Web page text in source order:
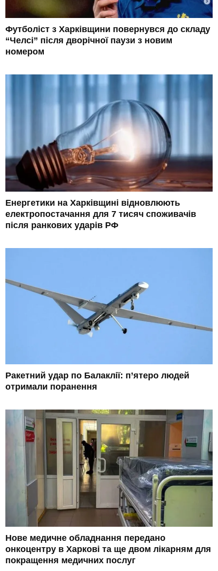
Футболіст з Харківщини повернувся до складу
“Челсі” після дворічної паузи з новим
номером
Енергетики на Харківщині відновлюють
електропостачання для 7 тисяч споживачів
після ранкових ударів РФ
Ракетний удар по Балаклії: п’ятеро людей
отримали поранення
Нове медичне обладнання передано
онкоцентру в Харкові та ще двом лікарням для
покращення медичних послуг